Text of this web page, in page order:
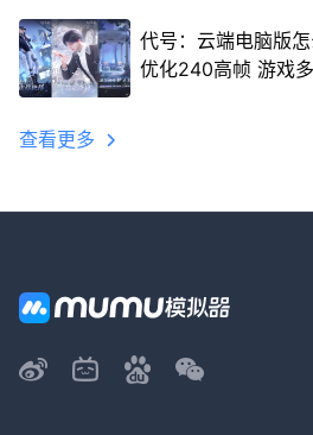
代号：云端电脑版
优化240高帧 游戏
查看更多